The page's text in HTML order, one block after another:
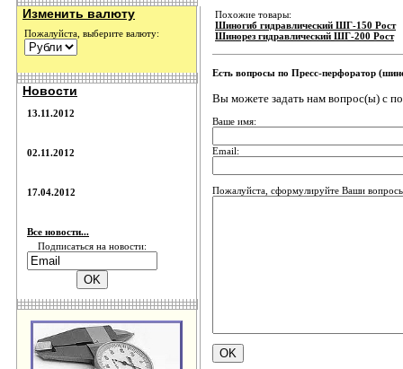
Изменить валюту
Пожалуйста, выберите валюту:
Новости
13.11.2012
02.11.2012
17.04.2012
Все новости...
Подписаться на новости:
Похожие товары:
Шиногиб гидравлический ШГ-150 Рост
Шинорез гидравлический ШГ-200 Рост
Есть вопросы по Пресс-перфоратор
Вы можете задать нам вопрос(ы) с
Ваше имя:
Email:
Пожалуйста, сформулируйте Ваши